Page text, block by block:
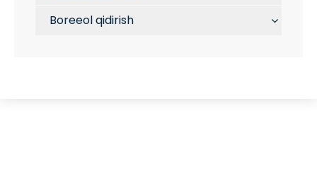
Boreeol qidirish